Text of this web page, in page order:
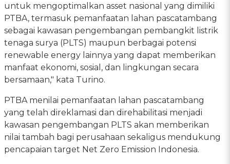
untuk mengoptimalkan asset nasional yang dimiliki
PTBA, termasuk pemanfaatan lahan pascatambang
sebagai kawasan pengembangan pembangkit listrik
tenaga surya (PLTS) maupun berbagai potensi
renewable energy lainnya yang dapat memberikan
manfaat ekonomi, sosial, dan lingkungan secara
bersamaan," kata Turino.
PTBA menilai pemanfaatan lahan pascatambang
yang telah direklamasi dan direhabilitasi menjadi
kawasan pengembangan PLTS akan memberikan
nilai tambah bagi perusahaan sekaligus mendukung
pencapaian target Net Zero Emission Indonesia.